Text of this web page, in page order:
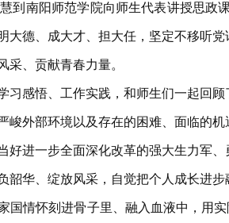
到南阳师范学院向师生代表讲授思政
大德、成大才、担大任，坚定不移听
采、贡献青春力量。
习感悟、工作实践，和师生们一起回
峻外部环境以及存在的困难、面临的
好进一步全面深化改革的强大生力军
韶华、绽放风采，自觉把个人成长进
国情怀刻进骨子里、融入血液中，用